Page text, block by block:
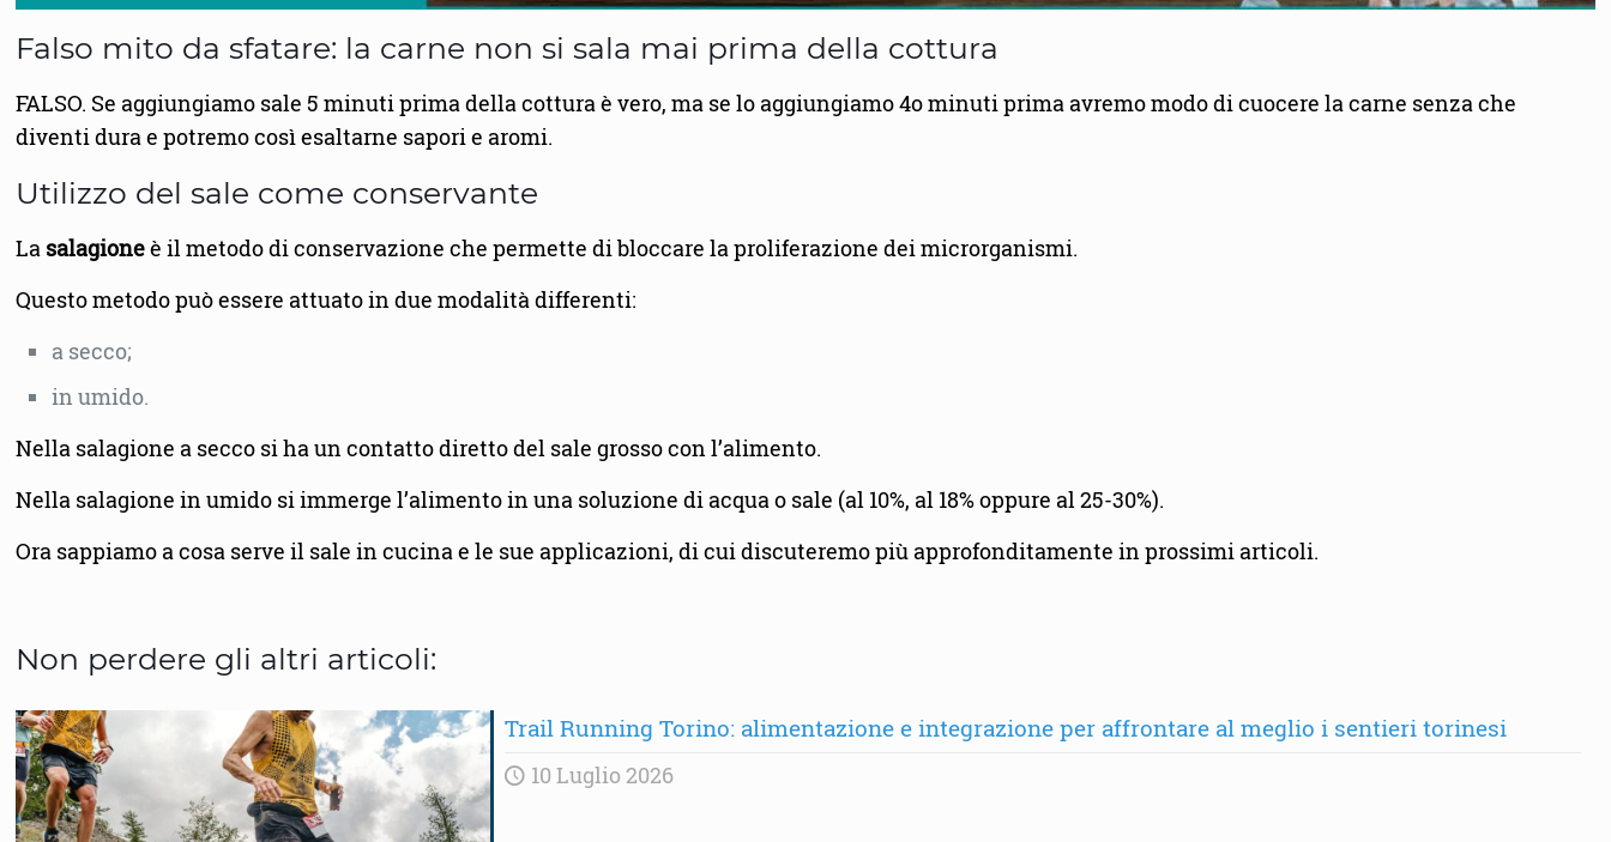
Falso mito da sfatare: la carne non si sala mai prima della cottura
FALSO. Se aggiungiamo sale 5 minuti prima della cottura è vero, ma se lo aggiungiamo 4o minuti prima avremo modo di cuocere la carne senza che
diventi dura e potremo così esaltarne sapori e aromi.
Utilizzo del sale come conservante
La salagioneè il metodo di conservazione che permette di bloccare la proliferazione dei microrganismi.
Questo metodo può essere attuato in due modalità differenti:
a secco;
in umido.
Nella salagione a secco si ha un contatto diretto del sale grosso con l’alimento.
Nella salagione in umido si immerge l’alimento in una soluzione di acqua o sale (al 10%, al 18% oppure al 25-30%).
Ora sappiamo a cosa serve il sale in cucina e le sue applicazioni, di cui discuteremo più approfonditamente in prossimi articoli.
Non perdere gli altri articoli:
Trail Running Torino: alimentazione e integrazione per affrontare al meglio i sentieri torinesi
10 Luglio 2026